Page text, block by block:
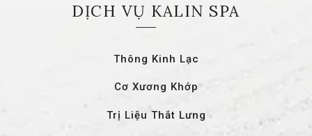
DỊCH VỤ KALIN SPA
Thông Kinh Lạc
Cơ Xương Khớp
Trị Liệu Thắt Lưng